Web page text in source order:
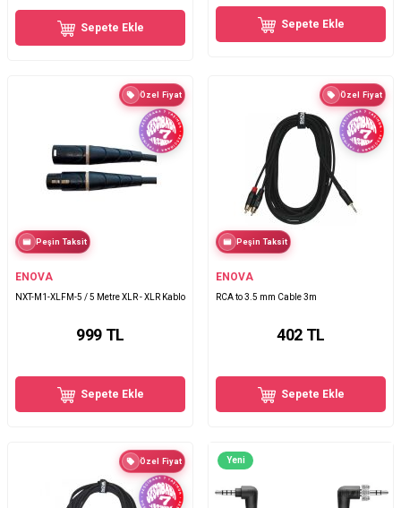
Sepete Ekle Sepete Ekle
Özel Fiyat
Peşin Taksit
ENOVA
NXT-M1-XLFM-5 / 5 Metre XLR - XLR Kablo
999 TL
Sepete Ekle
Özel Fiyat
Peşin Taksit
ENOVA
RCA to 3.5 mm Cable 3m
402 TL
Sepete Ekle
Özel Fiyat Yeni